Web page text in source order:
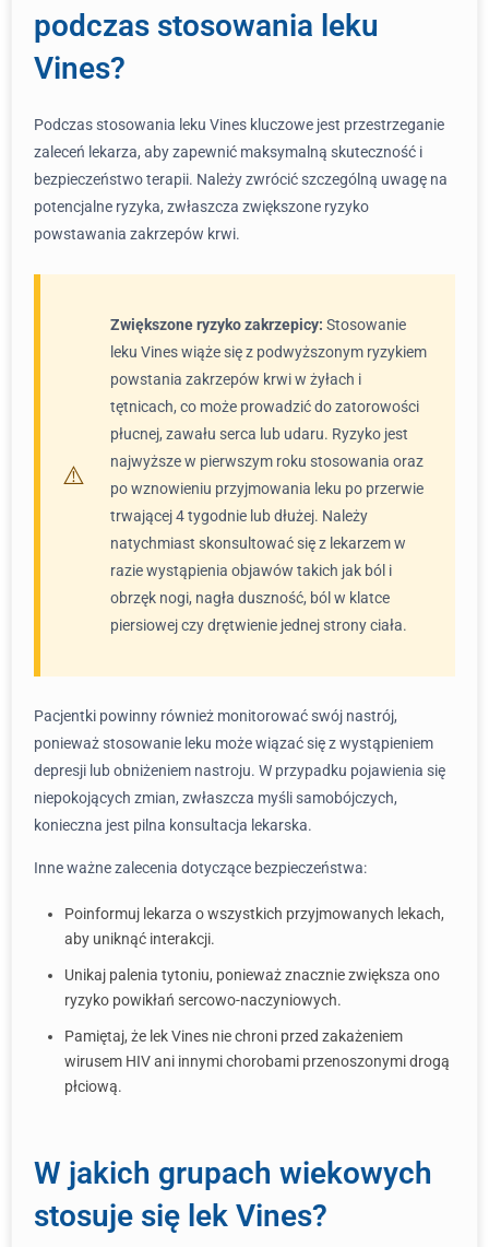
podczas stosowania leku
Vines?
Podczas stosowania leku Vines kluczowe jest przestrzeganie
zaleceń lekarza, aby zapewnić maksymalną skuteczność i
bezpieczeństwo terapii. Należy zwrócić szczególną uwagę na
potencjalne ryzyka, zwłaszcza zwiększone ryzyko
powstawania zakrzepów krwi.
Zwiększone ryzyko zakrzepicy: Stosowanie
leku Vines wiąże się z podwyższonym ryzykiem
powstania zakrzepów krwi w żyłach i
tętnicach, co może prowadzić do zatorowości
płucnej, zawału serca lub udaru. Ryzyko jest
najwyższe w pierwszym roku stosowania oraz
po wznowieniu przyjmowania leku po przerwie
trwającej 4 tygodnie lub dłużej. Należy
natychmiast skonsultować się z lekarzem w
razie wystąpienia objawów takich jak ból i
obrzęk nogi, nagła duszność, ból w klatce
piersiowej czy drętwienie jednej strony ciała.
Pacjentki powinny również monitorować swój nastrój,
ponieważ stosowanie leku może wiązać się z wystąpieniem
depresji lub obniżeniem nastroju. W przypadku pojawienia się
niepokojących zmian, zwłaszcza myśli samobójczych,
konieczna jest pilna konsultacja lekarska.
Inne ważne zalecenia dotyczące bezpieczeństwa:
Poinformuj lekarza o wszystkich przyjmowanych lekach,
aby uniknąć interakcji.
Unikaj palenia tytoniu, ponieważ znacznie zwiększa ono
ryzyko powikłań sercowo-naczyniowych.
Pamiętaj, że lek Vines nie chroni przed zakażeniem
wirusem HIV ani innymi chorobami przenoszonymi drogą
płciową.
W jakich grupach wiekowych
stosuje się lek Vines?